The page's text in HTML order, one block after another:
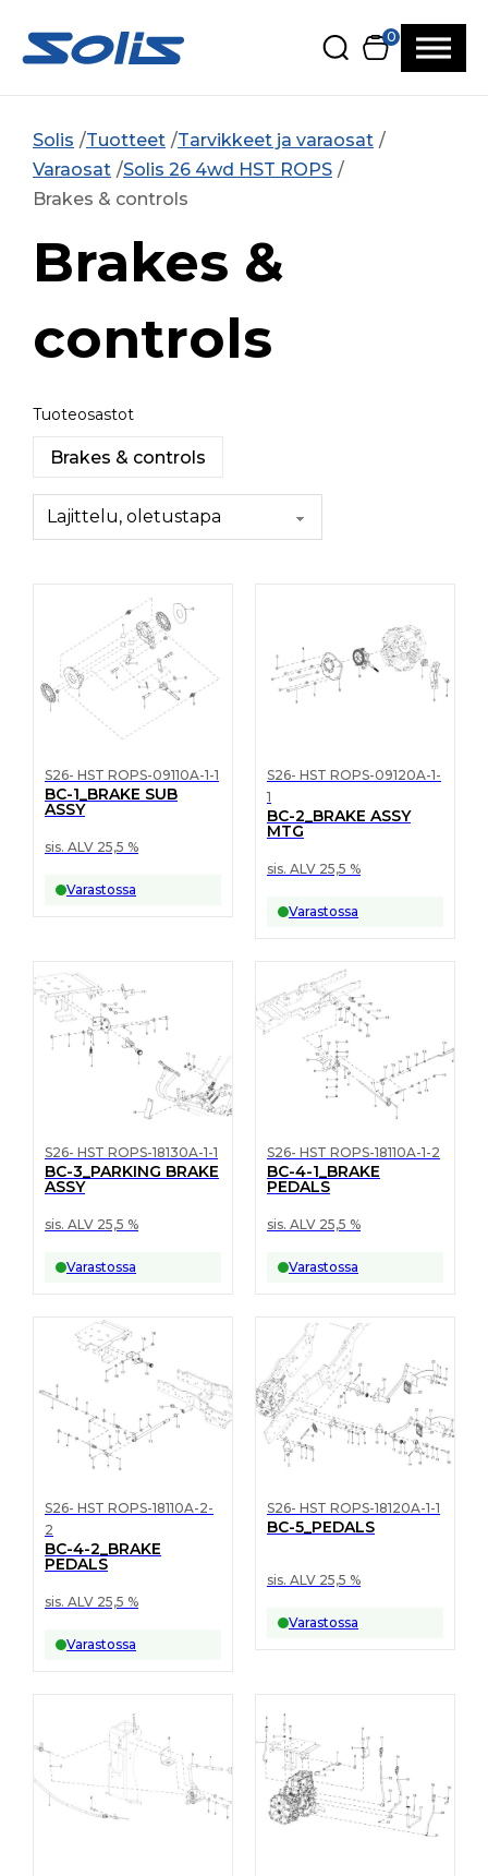
0
Solis Tuotteet
Tarvikkeet ja varaosat
Varaosat Solis 26 4wd HST ROPS
Brakes & controls
Brakes &
controls
Tuoteosastot
Brakes & controls
S26- HST ROPS-09110A-1-1
BC-1_BRAKE SUB
ASSY
sis. ALV 25,5 %
Varastossa
S26- HST ROPS-09120A-1-
1
BC-2_BRAKE ASSY
MTG
sis. ALV 25,5 %
Varastossa
S26- HST ROPS-18130A-1-1
BC-3_PARKING BRAKE
ASSY
sis. ALV 25,5 %
Varastossa
S26- HST ROPS-18110A-1-2
BC-4-1_BRAKE
PEDALS
sis. ALV 25,5 %
Varastossa
S26- HST ROPS-18110A-2-
2
BC-4-2_BRAKE
PEDALS
sis. ALV 25,5 %
Varastossa
S26- HST ROPS-18120A-1-1
BC-5_PEDALS
sis. ALV 25,5 %
Varastossa